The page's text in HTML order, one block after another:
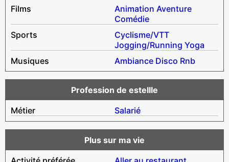
Films
Animation Aventure
Comédie
Sports
Cyclisme/VTT
Jogging/Running Yoga
Musiques
Ambiance Disco Rnb
Profession de estellle
Métier
Salarié
Plus sur ma vie